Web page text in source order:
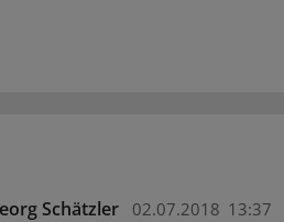
Schätzler 02.07.2018 13:37